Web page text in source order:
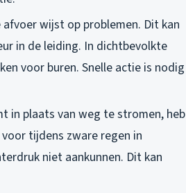
wijst op problemen. Dit kan
in de leiding. In dichtbevolkte
voor buren. Snelle actie is nodig
in plaats van weg te stromen, heb
tijdens zware regen in
niet aankunnen. Dit kan